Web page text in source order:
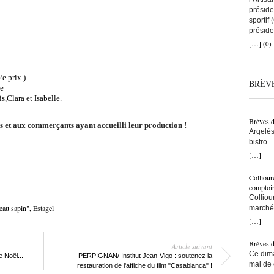
prix )
et Isabelle.
aux commerçants ayant accueilli leur production !
sapin", Estagel
Article suivant
PERPIGNAN/ Institut Jean-Vigo : soutenez la
restauration de l'affiche du film "Casablanca" !
sportif
a
une
monte
bras
l’on
ce
CMA
[…] (0)
Brèves
bistro…
– Ici,
bras…
crois
[…]
de-
bon !
tu le
[…]
Brèves
Ce
mal de